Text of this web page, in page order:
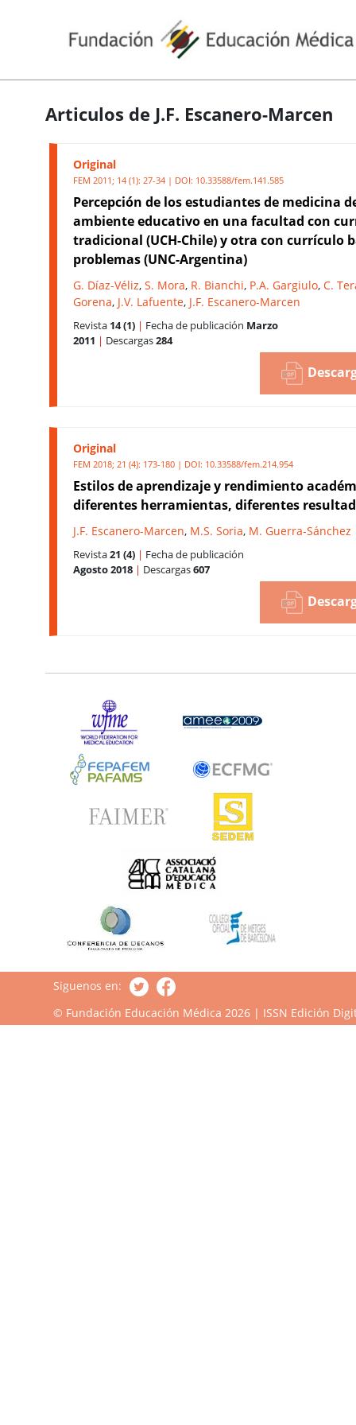
Articulos de J.F. Escanero-Marcen
Original
FEM 2011; 14 (1): 27-34 | DOI: 10.33588/fem.141.585
Percepción de los estudiantes de medicina
ambiente educativo en una facultad con
tradicional (UCH-Chile) y otra con currículo
problemas (UNC-Argentina)
G. Díaz-Véliz, S. Mora, R. Bianchi, P.A. Gargiulo, C.
Gorena, J.V. Lafuente, J.F. Escanero-Marcen
Revista 14 (1) | Fecha de publicación Marzo
2011 | Descargas284
Original
FEM 2018; 21 (4): 173-180 | DOI: 10.33588/fem.214.954
Estilos de aprendizaje y rendimiento
diferentes herramientas, diferentes
J.F. Escanero-Marcen, M.S. Soria, M. Guerra-Sánchez
Revista21 (4) | Fecha de publicación
Agosto 2018 | Descargas607
Siguenos en:
© Fundación Educación Médica 2026 | ISSN Edición